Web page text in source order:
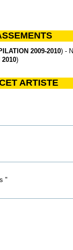
2009-2010) -
2010)
ARTISTE
"